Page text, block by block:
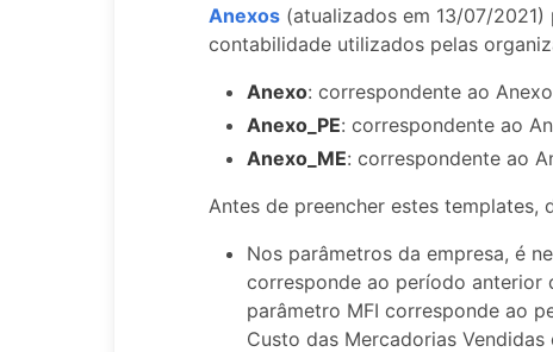
Anexos (atualizados em 13/07/
contabilidade utilizados pelas
Anexo: correspondente ao
Anexo_PE: correspondente ao
Anexo_ME: correspondente ao
Antes de preencher estes templates,
Nos parâmetros da empresa, é
corresponde ao período anterior
parâmetro MFI corresponde ao
Custo das Mercadorias